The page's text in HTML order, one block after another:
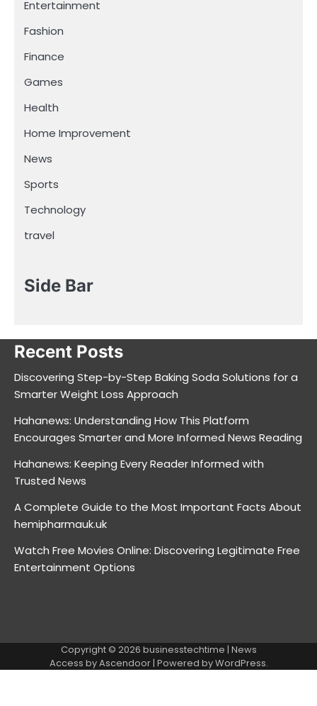
Entertainment
Fashion
Finance
Games
Health
Home Improvement
News
Sports
Technology
travel
Side Bar
Recent Posts
Discovering Step-by-Step Baking Soda Solutions for a
Smarter Weight Loss Approach
Hahanews: Understanding How This Platform
Encourages Smarter and More Informed News Reading
Hahanews: Keeping Every Reader Informed with
Trusted News
A Complete Guide to the Most Important Facts About
hemipharmauk.uk
Watch Free Movies Online: Discovering Legitimate Free
Entertainment Options
Copyright © 2026 businesstechtime | News
Access byAscendoor| Powered byWordPress.